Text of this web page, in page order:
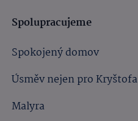
Spolupracujeme
Spokojený domov
Úsměv nejen pro Kryštofa
Malyra